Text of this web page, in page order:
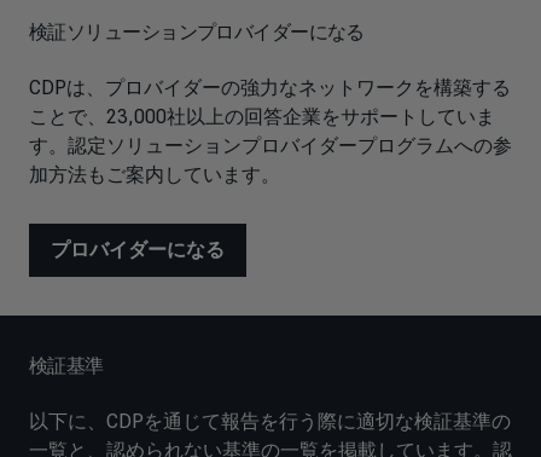
検証ソリューションプロバイダーになる
CDPは、プロバイダーの強力なネットワークを構築する
ことで、23,000社以上の回答企業をサポートしていま
す。認定ソリューションプロバイダープログラムへの参
加方法もご案内しています。
プロバイダーになる
検証基準
以下に、CDPを通じて報告を行う際に適切な検証基準の
一覧と、認められない基準の一覧を掲載しています。認